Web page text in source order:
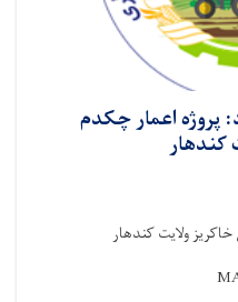
پروژه اعمار چکدم
کندهار
ولایت کندهار